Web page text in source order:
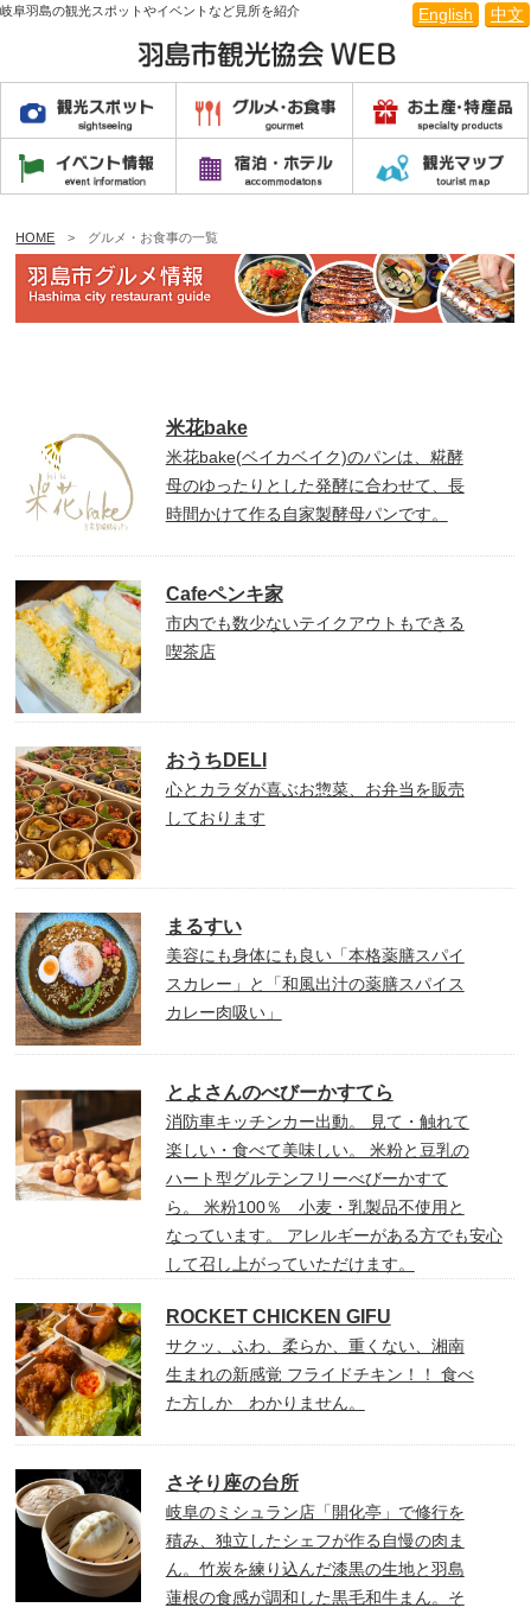
English 中文
岐阜羽島の観光スポットやイベントなど見所を紹介
HOME > グルメ・お食事の一覧
米花bake
米花bake(ベイカベイク)のパンは、糀酵
母のゆったりとした発酵に合わせて、長
時間かけて作る自家製酵母パンです。
Cafeペンキ家
市内でも数少ないテイクアウトもできる
喫茶店
おうちDELI
心とカラダが喜ぶお惣菜、お弁当を販売
しております
まるすい
美容にも身体にも良い「本格薬膳スパイ
スカレー」と「和風出汁の薬膳スパイス
カレー肉吸い」
とよさんのべびーかすてら
消防車キッチンカー出動。 見て・触れて
楽しい・食べて美味しい。 米粉と豆乳の
ハート型グルテンフリーべびーかすて
ら。 米粉100％ 小麦・乳製品不使用と
なっています。 アレルギーがある方でも安心
して召し上がっていただけます。
ROCKET CHICKEN GIFU
サクッ、ふわ、柔らか、重くない、湘南
生まれの新感覚 フライドチキン！！ 食べ
た方しか わかりません。
さそり座の台所
岐阜のミシュラン店「開化亭」で修行を
積み、独立したシェフが作る自慢の肉ま
ん。竹炭を練り込んだ漆黒の生地と羽島
蓮根の食感が調和した黒毛和牛まん。そ